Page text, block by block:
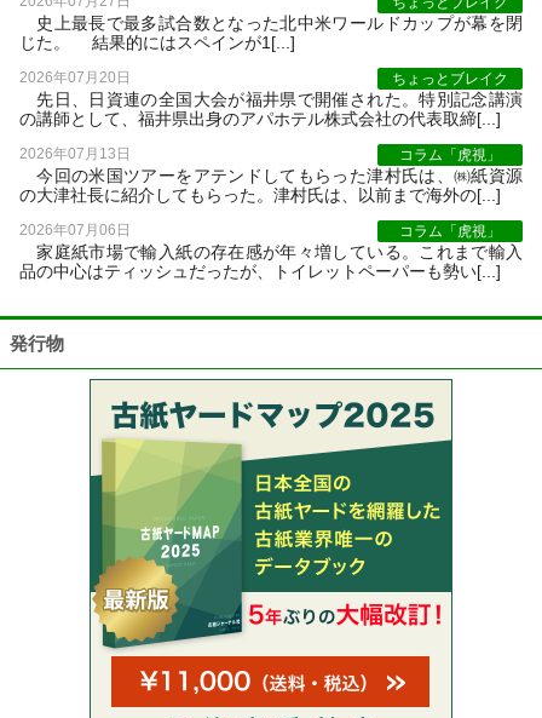
史上最長で最多試合数となった北中米ワールドカップが幕を閉
じた。 結果的にはスペインが1[...]
2026年07月20日 ちょっとブレイク
先日、日資連の全国大会が福井県で開催された。特別記念講演
の講師として、福井県出身のアパホテル株式会社の代表取締[...]
2026年07月13日 コラム「虎視」
今回の米国ツアーをアテンドしてもらった津村氏は、㈱紙資源
の大津社長に紹介してもらった。津村氏は、以前まで海外の[...]
2026年07月06日 コラム「虎視」
家庭紙市場で輸入紙の存在感が年々増している。これまで輸入
品の中心はティッシュだったが、トイレットペーパーも勢い[...]
発行物